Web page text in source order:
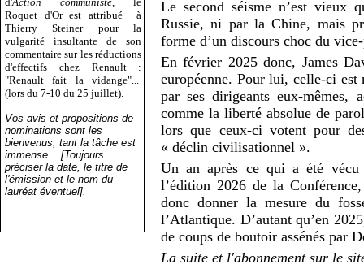
Roquet d'Or est attribué
à
Thierry Steiner pour la
vulgarité insultante de son
commentaire sur les réductions
d'effectifs chez Renault :
"Renault fait la vidange"...
(lors du 7-10 du 25 juillet).
Vos avis et propositions de
nominations sont les
bienvenus, tant la tâche est
immense... [Toujours
préciser la date, le titre de
l'émission et le nom du
lauréat éventuel].
Le second séisme n’est vieux
Russie, ni par la Chine, mais
forme d’un discours choc du
En février 2025 donc, James
européenne. Pour lui, celle-ci
par ses dirigeants eux-mêmes,
comme la liberté absolue de
lors que ceux-ci votent pour
« déclin civilisationnel ».
Un an après ce qui a été vécu
l’édition 2026 de la
donc donner la mesure du
l’Atlantique. D’autant qu’en
de coups de boutoir assénés par
La suite et l'abonnement sur le